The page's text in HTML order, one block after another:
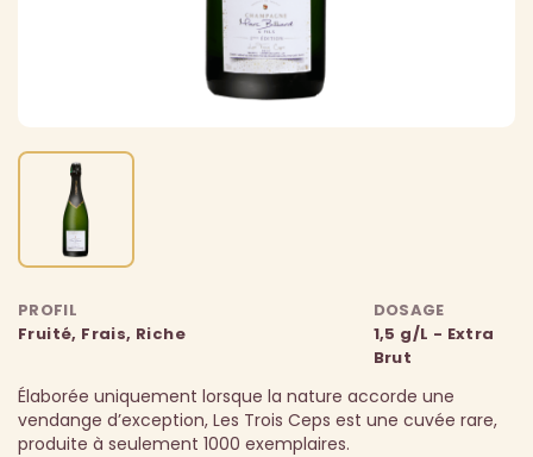
PROFIL
Fruité, Frais, Riche
DOSAGE
1,5 g/L - Extra
Brut
Élaborée uniquement lorsque la nature accorde une
vendange d’exception, Les Trois Ceps est une cuvée rare,
produite à seulement 1000 exemplaires.